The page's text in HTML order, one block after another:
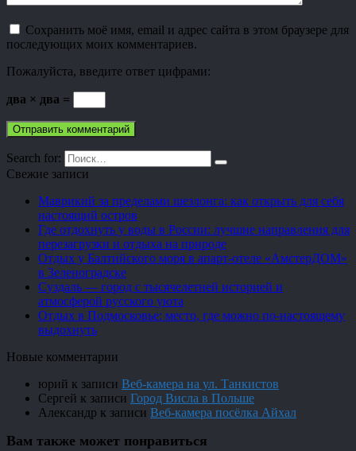
Сохранить моё имя, email и адрес сайта в этом браузере для
последующих моих комментариев.
Пожалуйста, введите ответ цифрами:
два × два =
Search for:
Свежие записи
Маврикий за пределами шезлонга: как открыть для себя
настоящий остров
Где отдохнуть у воды в России: лучшие направления для
перезагрузки и отдыха на природе
Отдых у Балтийского моря в апарт-отеле «АмстерДОМ»
в Зеленоградске
Суздаль — город с тысячелетней историей и
атмосферой русского уюта
Отдых в Подмосковье: место, где можно по-настоящему
выдохнуть
Новые комментарии
юрий к записи Веб-камера на ул. Танкистов
Сергей к записи Город Висла в Польше
Александр к записи Веб-камера посёлка Айхал
Вам также может понравиться